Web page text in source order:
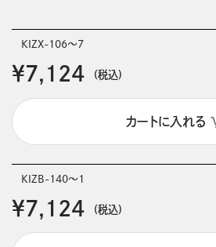
KIZX-106～7
￥7,124 (税込)
カートに入れる
KIZB-140～1
￥7,124 (税込)